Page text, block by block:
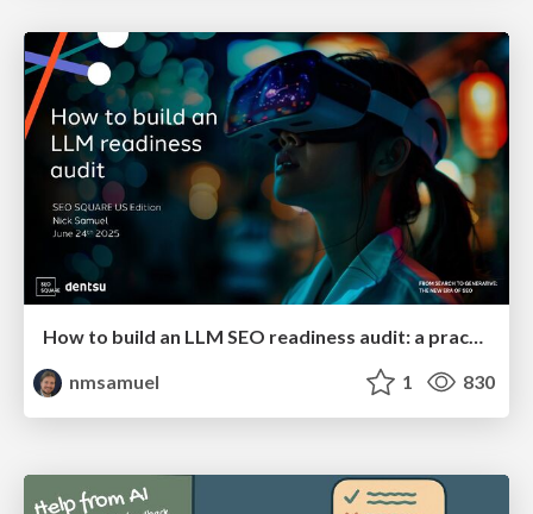
How to build an LLM SEO readiness audit: a practical framework
nmsamuel
1 830